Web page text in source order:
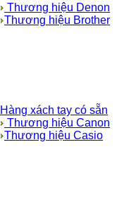
Thương hiệu Denon
Thương hiệu Brother
Hàng xách tay có sẵn
Thương hiệu Canon
Thương hiệu Casio